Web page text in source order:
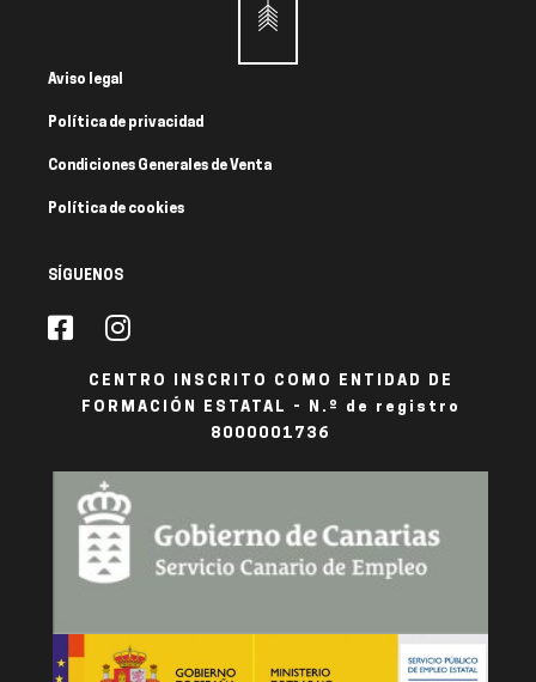
Aviso legal
Política de privacidad
Condiciones Generales de Venta
Política de cookies
SÍGUENOS
CENTRO INSCRITO COMO ENTIDAD DE
FORMACIÓN ESTATAL - N.º de registro
8000001736